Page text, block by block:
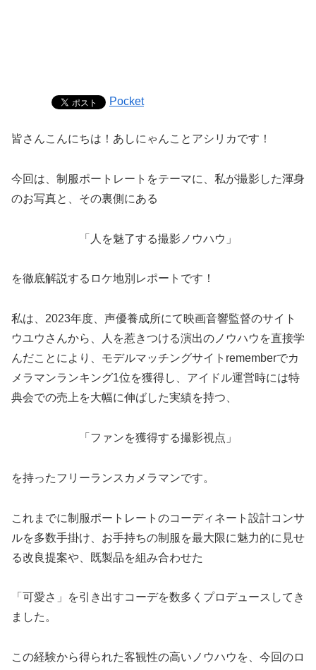
Pocket
皆さんこんにちは！あしにゃんことアシリカです！
今回は、制服ポートレートをテーマに、私が撮影した渾身
のお写真と、その裏側にある
「人を魅了する撮影ノウハウ」
を徹底解説するロケ地別レポートです！
私は、2023年度、声優養成所にて映画音響監督のサイト
ウユウさんから、人を惹きつける演出のノウハウを直接学
んだことにより、モデルマッチングサイトrememberでカ
メラマンランキング1位を獲得し、アイドル運営時には特
典会での売上を大幅に伸ばした実績を持つ、
「ファンを獲得する撮影視点」
を持ったフリーランスカメラマンです。
これまでに制服ポートレートのコーディネート設計コンサ
ルを多数手掛け、お手持ちの制服を最大限に魅力的に見せ
る改良提案や、既製品を組み合わせた
「可愛さ」を引き出すコーデを数多くプロデュースしてき
ました。
この経験から得られた客観性の高いノウハウを、今回のロ